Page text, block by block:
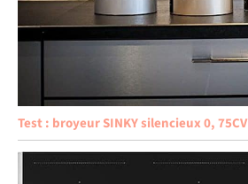
Test : broyeur SINKY silencieux 0, 75CV